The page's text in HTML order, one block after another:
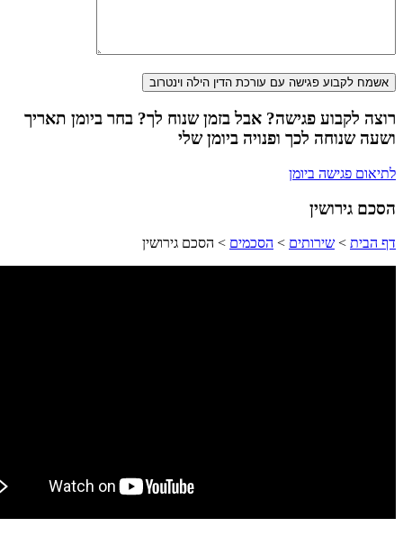
רוצה לקבוע פגישה? אבל בזמן שנוח לך? בחר ביומן תאריך
ושעה שנוחה לכך ופנויה ביומן שלי
לתיאום פגישה ביומן
הסכם גירושין
דף הבית > שירותים > הסכמים > הסכם גירושין